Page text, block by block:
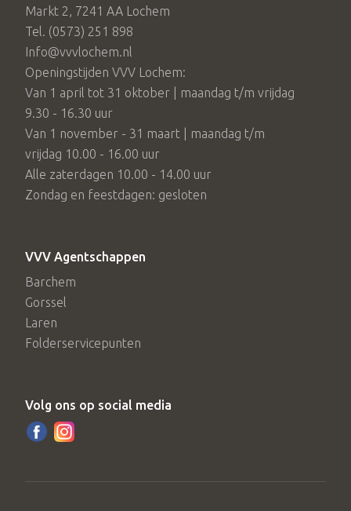
Markt 2, 7241 AA Lochem
Tel. (0573) 251 898
Info@vvvlochem.nl
Openingstijden VVV Lochem:
Van 1 april tot 31 oktober | maandag t/m vrijdag
9.30 - 16.30 uur
Van 1 november - 31 maart | maandag t/m
vrijdag 10.00 - 16.00 uur
Alle zaterdagen 10.00 - 14.00 uur
Zondag en feestdagen: gesloten
VVV Agentschappen
Barchem
Gorssel
Laren
Folderservicepunten
Volg ons op social media